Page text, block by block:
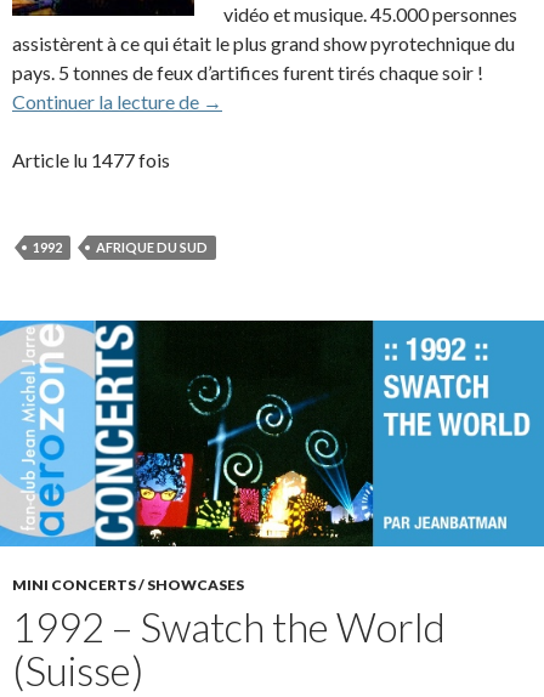
vidéo et musique. 45.000 personnes
assistèrent à ce qui était le plus grand show pyrotechnique du
pays. 5 tonnes de feux d’artifices furent tirés chaque soir !
Continuer la lecture de
1992 – The Legends of the Lost City
→
Article lu 1477 fois
1992 AFRIQUE DU SUD
MINI CONCERTS / SHOWCASES
1992 – Swatch the World
(Suisse)